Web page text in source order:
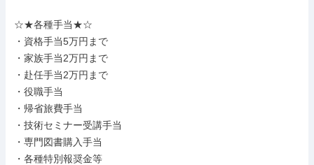
☆★各種手当★☆
・資格手当5万円まで
・家族手当2万円まで
・赴任手当2万円まで
・役職手当
・帰省旅費手当
・技術セミナー受講手当
・専門図書購入手当
・各種特別報奨金等